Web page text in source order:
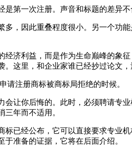
第一次注册。声音和标题的差异
，因此重叠程度很小。另一个功
济利益，而是作为生命巅峰的象
。这里，和企业家谁已经抄过论
申请注册商标被商标局拒绝的时候
让你后悔的。此时，必须聘请专
消三年而不适用。
已经公布，它可以直接要求专业
至于准备的证据，它将在后面介绍